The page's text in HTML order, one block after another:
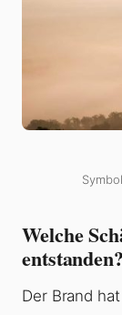
Welche
entstanden?
Der Brand